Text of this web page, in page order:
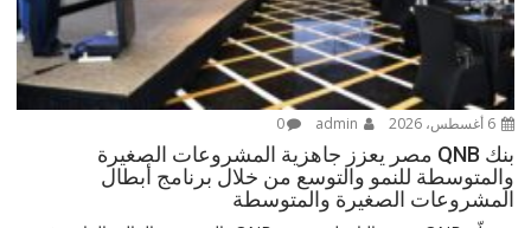
6 أغسطس، 2026 0
بنك QNB مصر يعزز جاهزية المشروعات الصغيرة
والمتوسطة للنمو والتوسع من خلال برنامج أبطال
المشروعات الصغيرة والمتوسطة